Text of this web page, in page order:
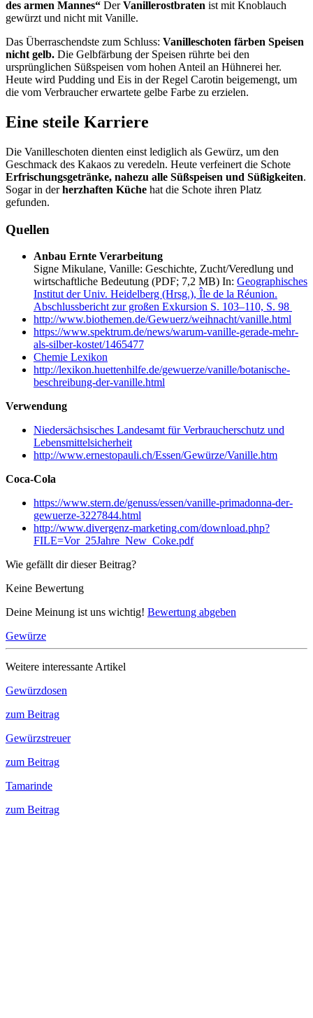
des armen Mannes“ DerVanillerostbraten ist mit Knoblauch
gewürzt und nicht mit Vanille.
Das Überraschendste zum Schluss: Vanilleschoten färben Speisen
nicht gelb. Die Gelbfärbung der Speisen rührte bei den
ursprünglichen Süßspeisen vom hohen Anteil an Hühnerei her.
Heute wird Pudding und Eis in der Regel Carotin beigemengt, um
die vom Verbraucher erwartete gelbe Farbe zu erzielen.
Eine steile Karriere
Die Vanilleschoten dienten einst lediglich als Gewürz, um den
Geschmack des Kakaos zu veredeln. Heute verfeinert die Schote
Erfrischungsgetränke, nahezu alle Süßspeisen und Süßigkeiten.
Sogar in derherzhaften Küche hat die Schote ihren Platz
gefunden.
Quellen
Anbau Ernte Verarbeitung
Signe Mikulane, Vanille: Geschichte, Zucht/Veredlung und
wirtschaftliche Bedeutung (PDF; 7,2 MB) In: Geographisches
Institut der Univ. Heidelberg (Hrsg.), Île de la Réunion.
Abschlussbericht zur großen Exkursion S. 103–110, S. 98
http://www.biothemen.de/Gewuerz/weihnacht/vanille.html
https://www.spektrum.de/news/warum-vanille-gerade-mehr-
als-silber-kostet/1465477
Chemie Lexikon
http://lexikon.huettenhilfe.de/gewuerze/vanille/botanische-
beschreibung-der-vanille.html
Verwendung
Niedersächsisches Landesamt für Verbraucherschutz und
Lebensmittelsicherheit
http://www.ernestopauli.ch/Essen/Gewürze/Vanille.htm
Coca-Cola
https://www.stern.de/genuss/essen/vanille-primadonna-der-
gewuerze-3227844.html
http://www.divergenz-marketing.com/download.php?
FILE=Vor_25Jahre_New_Coke.pdf
Wie gefällt dir dieser Beitrag?
Keine Bewertung
Deine Meinung ist uns wichtig! Bewertung abgeben
Gewürze
Weitere interessante Artikel
Gewürzdosen
zum Beitrag
Gewürzstreuer
zum Beitrag
Tamarinde
zum Beitrag